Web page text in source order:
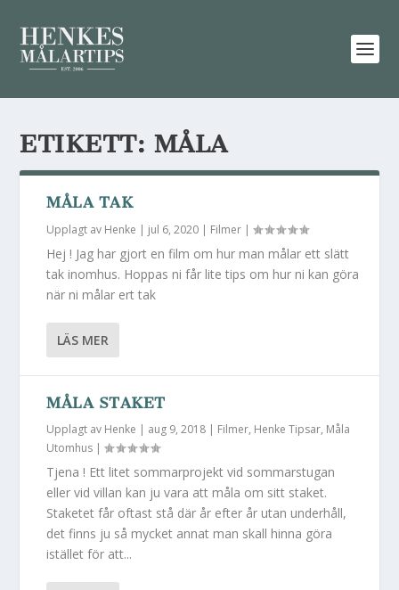
ETIKETT: MÅLA
MÅLA TAK
Upplagt av Henke | jul 6, 2020 | Filmer |
Hej ! Jag har gjort en film om hur man målar ett slätt
tak inomhus. Hoppas ni får lite tips om hur ni kan göra
när ni målar ert tak
LÄS MER
MÅLA STAKET
Upplagt av Henke | aug 9, 2018 | Filmer, Henke Tipsar, Måla
Utomhus |
Tjena ! Ett litet sommarprojekt vid sommarstugan
eller vid villan kan ju vara att måla om sitt staket.
Staketet får oftast stå där år efter år utan underhåll,
det finns ju så mycket annat man skall hinna göra
istället för att...